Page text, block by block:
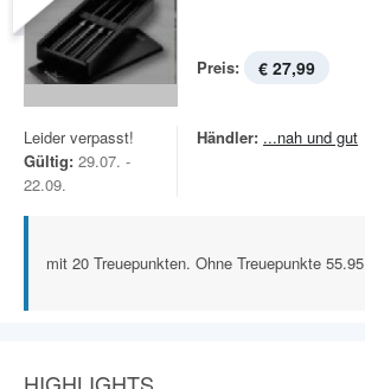
Preis: € 27,99
Leider verpasst!
Gültig: 29.07. -
22.09.
Händler: ...nah und gut
mit 20 Treuepunkten. Ohne Treuepunkte 55.95